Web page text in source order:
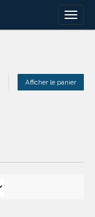
Menu
Afficher le panier